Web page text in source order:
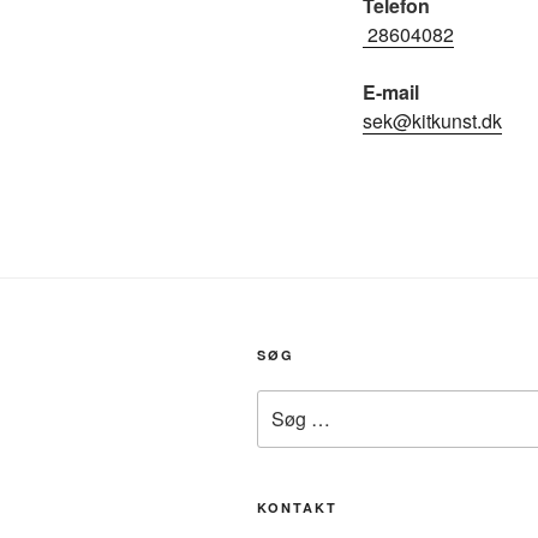
28604082
E-mail
sek@kitkunst.dk
SØG
efter:
KONTAKT